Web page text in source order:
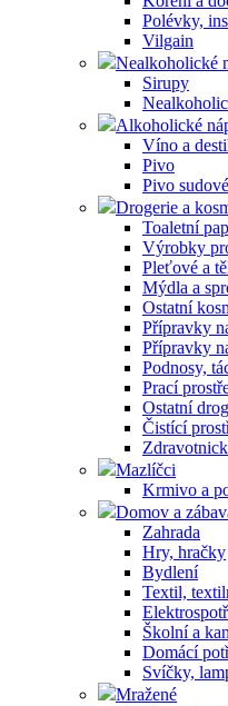
Polévky,
Vilgain
Nealkoholické
Sirupy
Alkoholické
Víno a
Pivo
Pivo sudové
Drogerie a
Toaletní
Výrobky
Pleťové a
Mýdla a
Ostatní
Přípravky
Přípravky
Podnosy,
Prací
Ostatní
Čistící
Mazlíčci
Krmivo a
Domov a
Zahrada
Hry, hračky
Bydlení
Textil,
Školní a
Domácí
Svíčky,
Mražené